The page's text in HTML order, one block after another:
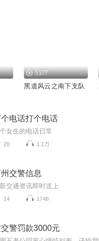
5577
黑道风云之南下支队
电话打个电话
女生的电话日常
20 1.1万
州交警信息
交通资讯即时送上
14 1748
警罚款3000元